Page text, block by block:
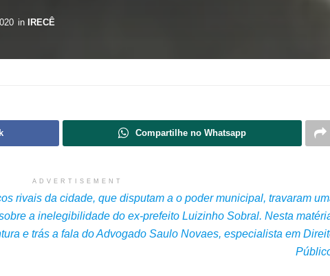
in IRECÊ
Compartilhe no Whatsapp
ADVERTISEMENT
rivais da cidade, que disputam a o poder municipal, travaram
a inelegibilidade do ex-prefeito Luizinho Sobral. Nesta
e trás a fala do Advogado Saulo Novaes, especialista em